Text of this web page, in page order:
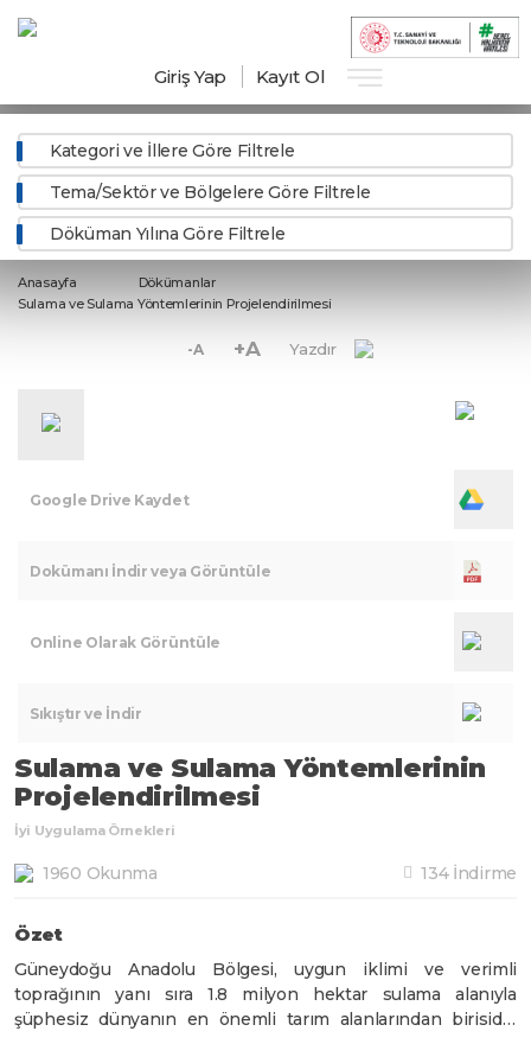
Giriş Yap Kayıt Ol
Kategori ve İllere Göre Filtrele
Tema/Sektör ve Bölgelere Göre Filtrele
Döküman Yılına Göre Filtrele
Anasayfa
Dökümanlar
Sulama ve Sulama Yöntemlerinin Projelendirilmesi
-A +A Yazdır
Google Drive Kaydet
Dokümanı İndir veya Görüntüle
Online Olarak Görüntüle
Sıkıştır ve İndir
Sulama ve Sulama Yöntemlerinin
Projelendirilmesi
İyi Uygulama Örnekleri
1960 Okunma 134 İndirme
Özet
Güneydoğu Anadolu Bölgesi, uygun iklimi ve verimli
toprağının yanı sıra 1.8 milyon hektar sulama alanıyla
şüphesiz dünyanın en önemli tarım alanlarından birisidir.